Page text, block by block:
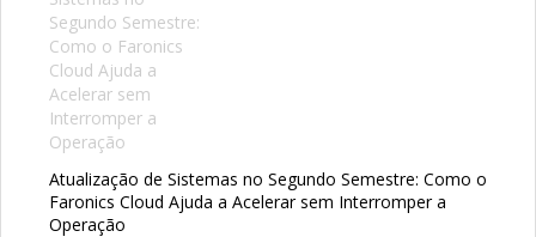
Atualização de Sistemas no Segundo Semestre: Como o
Faronics Cloud Ajuda a Acelerar sem Interromper a
Operação